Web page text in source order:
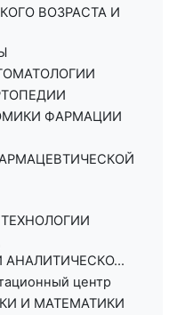
ВОЗРАСТА И
ФАРМАЦИИ
центр
И МАТЕМАТИКИ